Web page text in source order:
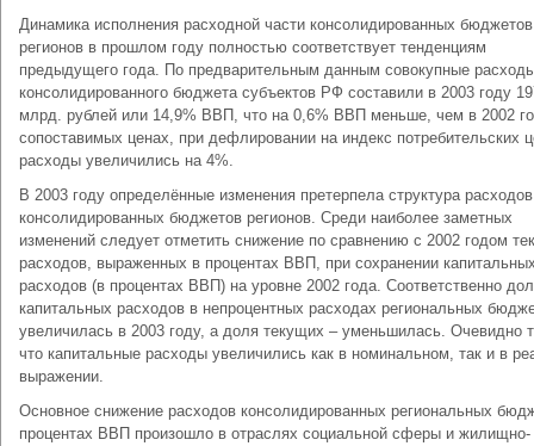
Динамика исполнения расходной части консолидированных бюджетов
регионов в прошлом году полностью соответствует тенденциям
предыдущего года. По предварительным данным совокупные
консолидированного бюджета субъектов РФ составили в 2003 году
млрд. рублей или 14,9% ВВП, что на 0,6% ВВП меньше, чем в 2002
сопоставимых ценах, при дефлировании на индекс потребительских
расходы увеличились на 4%.
В 2003 году определённые изменения претерпела структура расходов
консолидированных бюджетов регионов. Среди наиболее заметных
изменений следует отметить снижение по сравнению с 2002 годом
расходов, выраженных в процентах ВВП, при сохранении
расходов (в процентах ВВП) на уровне 2002 года. Соответственно
капитальных расходов в непроцентных расходах региональных
увеличилась в 2003 году, а доля текущих – уменьшилась. Очевидно
что капитальные расходы увеличились как в номинальном, так и в
выражении.
Основное снижение расходов консолидированных региональных
процентах ВВП произошло в отраслях социальной сферы и жилищно-